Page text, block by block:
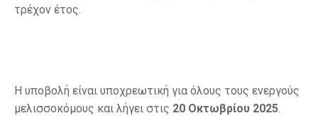
τρέχον έτος.
Η υποβολή είναι υποχρεωτική για όλους τους ενεργούς
μελισσοκόμους και λήγει στις 20 Οκτωβρίου 2025.